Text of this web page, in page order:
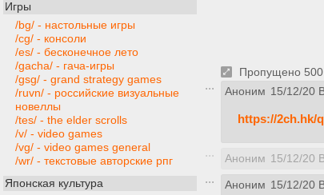
Игры
/bg/ - настольные игры
/cg/ - консоли
/es/ - бесконечное лето
/gacha/ - гача-игры
/gsg/ - grand strategy games
/ruvn/ - российские визуальные
новеллы
/tes/ - the elder scrolls
/v/ - video games
/vg/ - video games general
/wr/ - текстовые авторские рпг
Японская культура
Пропущено 500
Аноним 15/12/20
https://2ch.hk/
Аноним 15/12/20
Аноним 15/12/20